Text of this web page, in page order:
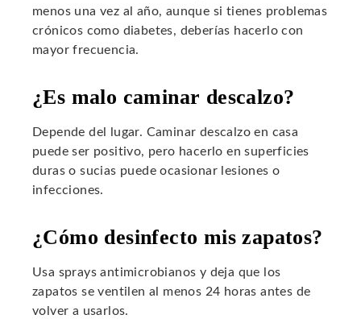
menos una vez al año, aunque si tienes problemas
crónicos como diabetes, deberías hacerlo con
mayor frecuencia.
¿Es malo caminar descalzo?
Depende del lugar. Caminar descalzo en casa
puede ser positivo, pero hacerlo en superficies
duras o sucias puede ocasionar lesiones o
infecciones.
¿Cómo desinfecto mis zapatos?
Usa sprays antimicrobianos y deja que los
zapatos se ventilen al menos 24 horas antes de
volver a usarlos.